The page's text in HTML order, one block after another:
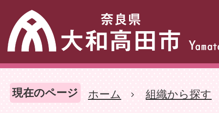
現在のページ ホーム 組織から探す